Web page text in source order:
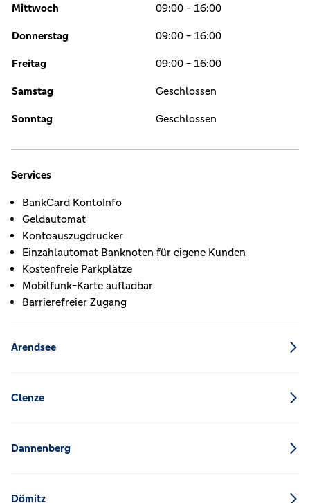
Mittwoch 09:00 - 16:00
Donnerstag 09:00 - 16:00
Freitag 09:00 - 16:00
Samstag Geschlossen
Sonntag Geschlossen
Services
BankCard KontoInfo
Geldautomat
Kontoauszugdrucker
Einzahlautomat Banknoten für eigene Kunden
Kostenfreie Parkplätze
Mobilfunk-Karte aufladbar
Barrierefreier Zugang
Arendsee
Clenze
Dannenberg
Dömitz